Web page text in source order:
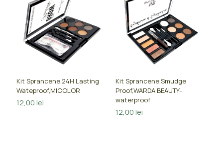
Kit Sprancene,24H Lasting
Wateproof,MICOLOR
12,00lei
Kit Sprancene,Smudge
Proof,WARDA BEAUTY-
waterproof
12,00lei